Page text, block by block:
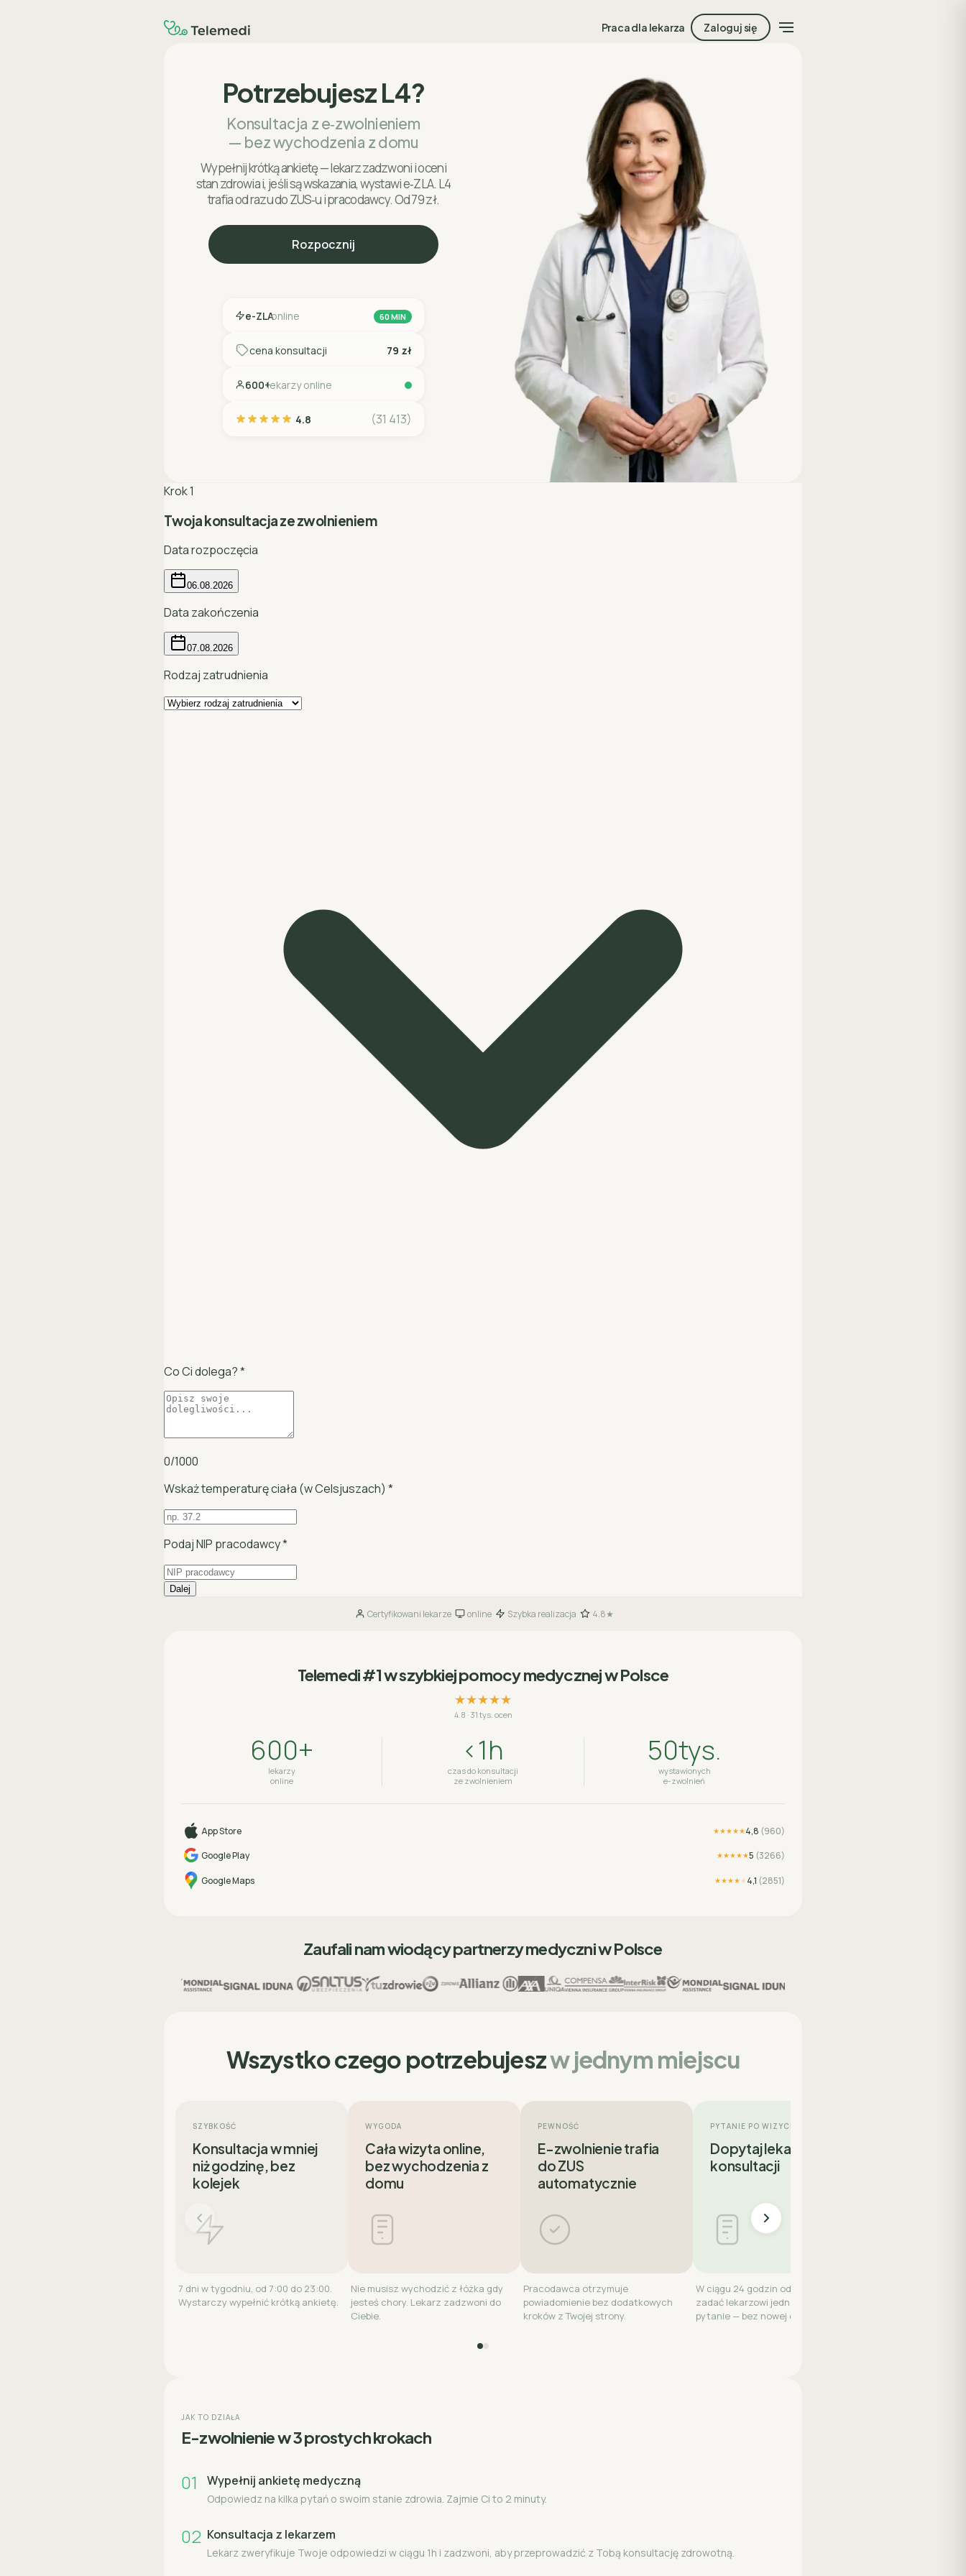
Praca dla lekarza Zaloguj się
Potrzebujesz L4?
Konsultacja z e‑zwolnieniem
— bez wychodzenia z domu
Wypełnij krótką ankietę — lekarz zadzwoni i oceni
stan zdrowia i, jeśli są wskazania, wystawi e‑ZLA. L4
trafia od razu do ZUS‑u i pracodawcy. Od 79 zł.
Rozpocznij
e-ZLAonline 60 MIN
cena konsultacji 79 zł
600+lekarzy online
4.8 (31 413)
Certyfikowani lekarze· online· Szybka realizacja 4.8★
Telemedi #1 w szybkiej pomocy medycznej w Polsce
★★★★★
4.8 · 31 tys. ocen
600+
lekarzy
online
<1h
czas do konsultacji
ze zwolnieniem
50tys.
wystawionych
e-zwolnień
App Store ★★★★★4,8 (960)
Google Play
★★★★★5 (3266)
Google Maps ★★★★★4,1 (2851)
Zaufali nam wiodący partnerzy medyczni w Polsce
Wszystko czego potrzebujeszw jednym miejscu
SZYBKOŚĆ
Konsultacja w mniej
niż godzinę, bez
kolejek
7 dni w tygodniu, od 7:00 do 23:00.
Wystarczy wypełnić krótką ankietę.
WYGODA
Cała wizyta online,
bez wychodzenia z
domu
Nie musisz wychodzić z łóżka gdy
jesteś chory. Lekarz zadzwoni do
Ciebie.
PEWNOŚĆ
E-zwolnienie trafia
do ZUS
automatycznie
Pracodawca otrzymuje
powiadomienie bez dodatkowych
kroków z Twojej strony.
PYTANIE PO WIZYCIE
Dopytaj lekarza po
konsultacji
W ciągu 24 godzin od wizyty możesz
zadać lekarzowi jedno dodatkowe
pytanie — bez nowej opłaty.
JAK TO DZIAŁA
E-zwolnienie w 3 prostych krokach
01 Wypełnij ankietę medyczną
Odpowiedz na kilka pytań o swoim stanie zdrowia. Zajmie Ci to 2 minuty.
02 Konsultacja z lekarzem
Lekarz zweryfikuje Twoje odpowiedzi w ciągu 1h i zadzwoni, aby przeprowadzić z Tobą konsultację zdrowotną.